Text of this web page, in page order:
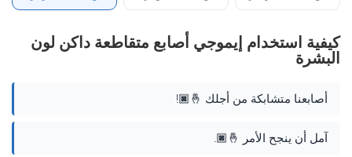
كيفية استخدام إيموجي أصابع متقاطعة داكن لون
البشرة
أصابعنا متشابكة من أجلك 🤞🏿!
آمل أن ينجح الأمر 🤞🏿.